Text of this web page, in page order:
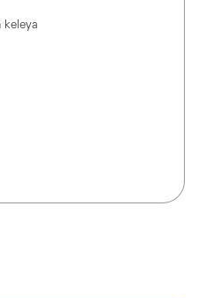
keleya